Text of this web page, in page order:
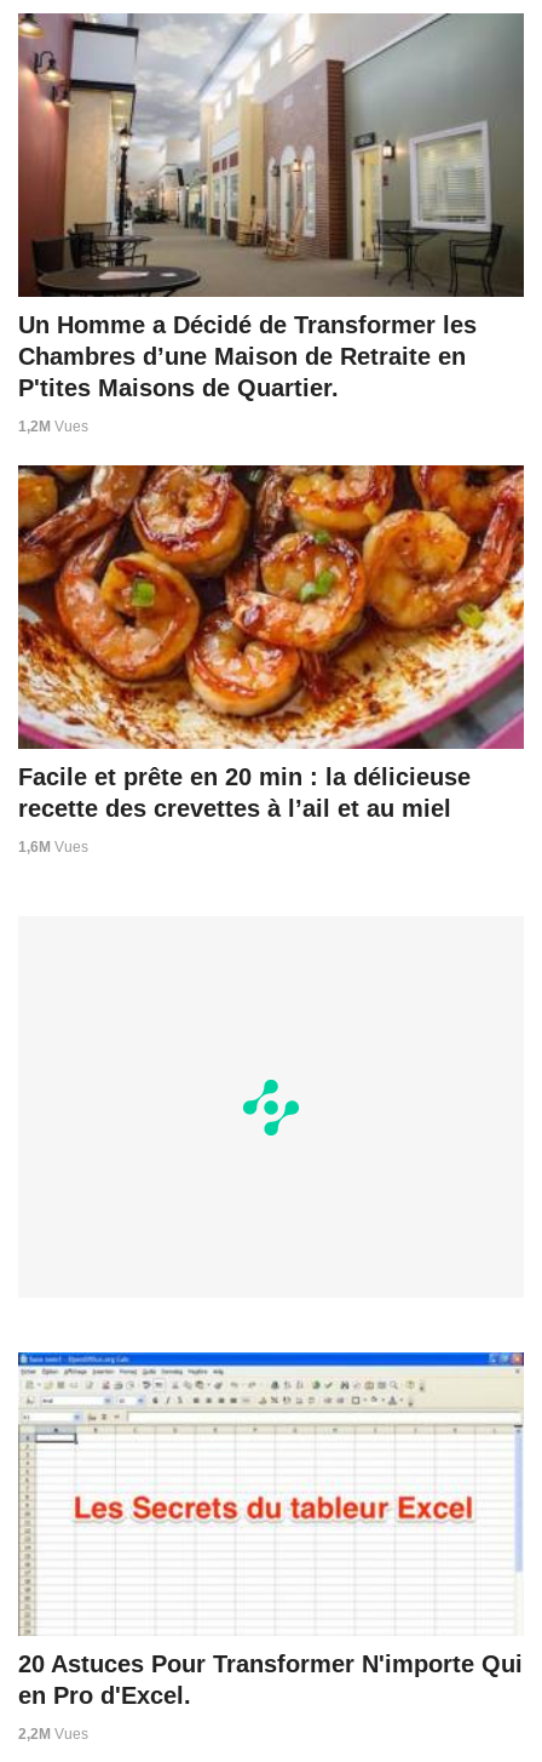
Un Homme a Décidé de Transformer les
Chambres d’une Maison de Retraite en
P'tites Maisons de Quartier.
1,2M Vues
Facile et prête en 20 min : la délicieuse
recette des crevettes à l’ail et au miel
1,6M Vues
20 Astuces Pour Transformer N'importe Qui
en Pro d'Excel.
2,2M Vues